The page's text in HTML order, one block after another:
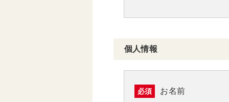
個人情報
必須 お名前